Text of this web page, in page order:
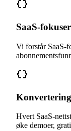
SaaS-
Vi forstår SaaS-
Hvert SaaS-
øke demoer,